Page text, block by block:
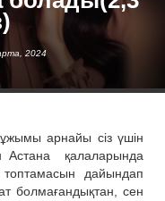
2024
арнайы сіз үшін
Астана
қалаларында
дайындап
болмағандықтан, сен